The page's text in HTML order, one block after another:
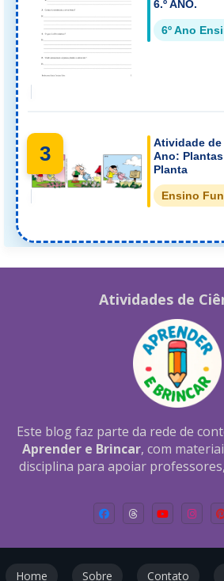
6.º ANO.
6º Ano
3
Atividade de
Ano:
Planta
Ensino
Atividades de
Este blog faz parte da rede de
Aprender e Brincar, com
disciplina para apoiar
Home Sobre Contato